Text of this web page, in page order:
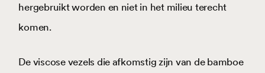
hergebruikt worden en niet in het milieu terecht
komen.
De viscose vezels die afkomstig zijn van de bamboe